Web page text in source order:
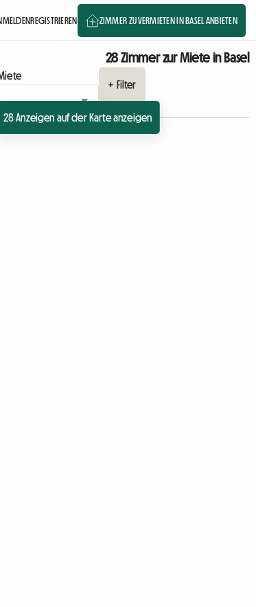
REGISTRIEREN ZIMMER ZU VERMIETEN IN BASEL ANBIETEN
28 Zimmer zur Miete in Basel
+ Filter
28 Anzeigen auf der Karte anzeigen